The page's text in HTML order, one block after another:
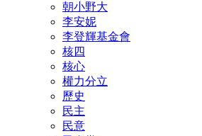
朝小野大
李安妮
李登輝基金會
核四
核心
權力分立
歷史
民主
民意